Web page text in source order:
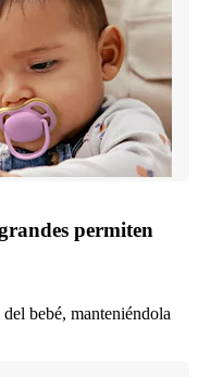
permiten
bebé, manteniéndola